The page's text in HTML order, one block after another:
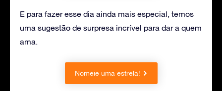
E para fazer esse dia ainda mais especial, temos
uma sugestão de surpresa incrível para dar a quem
ama.
Nomeie uma estrela!